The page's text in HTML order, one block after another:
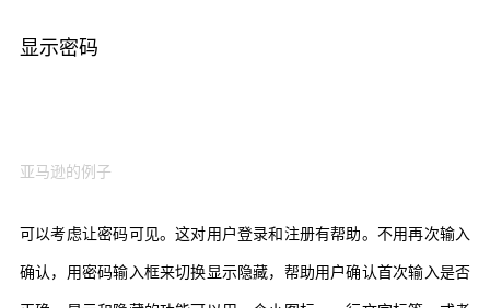
显示密码
亚马逊的例子
可以考虑让密码可见。这对用户登录和注册有帮助。不用再次输入
确认，用密码输入框来切换显示隐藏，帮助用户确认首次输入是否